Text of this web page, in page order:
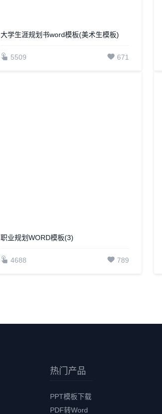
大学生涯规划书word模板(美术生模板)
5509 671
职业规划WORD模板(3)
4688 789
热门产品
PPT模板下载
PDF转Word